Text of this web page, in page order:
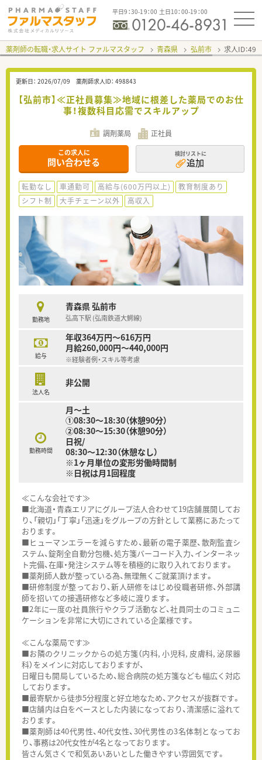
平日9：30-19：00 土日10：00-19：00
薬剤師の転職・求人サイト ファルマスタッフ 青森県 弘前市 求人ID：
更新日： 2026/07/09 薬剤師求人ID： 498843
【弘前市】≪正社員募集≫地域に根差した薬局でのお仕
事！複数科目応需でスキルアップ
調剤薬局 正社員
この求人に
問い合わせる
検討リストに
追加
転勤なし 車通勤可 高給与(600万円以上)
教育制度あり
シフト制
大手チェーン以外 高収入
勤務地
青森県 弘前市
弘高下駅 (弘南鉄道大鰐線)
給与
年収364万円～616万円
月給260,000円～440,000円
※経験者例・スキル等考慮
法人名
非公開
勤務時間
月～土
①08:30～18:30（休憩90分）
②08:30～15:30（休憩90分）
日祝/
08:30～12:30（休憩なし）
※1ヶ月単位の変形労働時間制
※日祝は月1回程度
≪こんな会社です≫
■北海道・青森エリアにグループ法人合わせて19店舗展開してお
り、「親切」「丁寧」「迅速」をグループの方針として業務にあたって
おります。
■ヒューマンエラーを減らすため、最新の電子薬歴、散剤監査シ
ステム、錠剤全自動分包機、処方箋バーコード入力、インターネッ
ト完備、在庫・発注システム等を積極的に取り入れております。
■薬剤師人数が整っている為、無理無くご就業頂けます。
■研修制度が整っており、新人研修をはじめ役職者研修、外部講
師を招いての接遇研修など多岐に渡ります。
■2年に一度の社員旅行やクラブ活動など、社員同士のコミュニ
ケーションを非常に大切にされている企業様です。
≪こんな薬局です≫
■お隣のクリニックからの処方箋（内科, 小児科, 皮膚科, 泌尿器
科）をメインに対応しておりますが、
日曜日も開局しているため、総合病院の処方箋なども幅広く対応
しております。
■最寄駅から徒歩5分程度と好立地なため、アクセスが抜群です。
■店舗内は白をベースとした内装になっており、清潔感に溢れて
おります。
■薬剤師は40代男性、40代女性、30代男性の3名体制となってお
り、事務は20代女性が4名となっております。
皆さん気さくで和気あいあいとした働きやすい雰囲気です。